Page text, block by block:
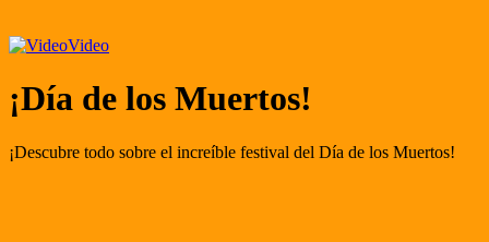
Video
¡Día de los Muertos!
¡Descubre todo sobre el increíble festival del Día de los Muertos!